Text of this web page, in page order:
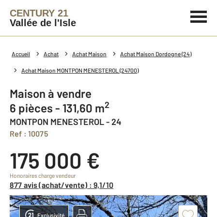
CENTURY 21
Vallée de l'Isle
Accueil Achat Achat Maison Achat Maison Dordogne (24)
Achat Maison MONTPON MENESTEROL (24700)
Maison à vendre
6 pièces - 131,60 m2
MONTPON MENESTEROL - 24
Ref : 10075
175 000 €
Honoraires charge vendeur
877 avis (achat/vente) : 9,1/10
Exclusivité